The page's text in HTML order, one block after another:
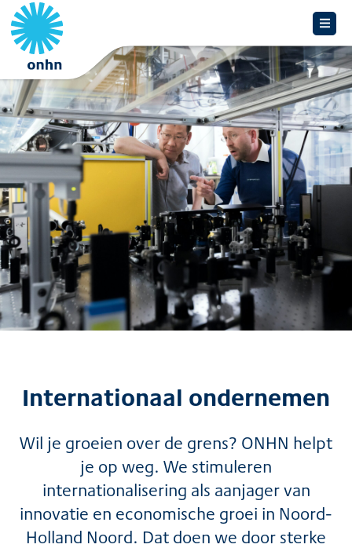
Internationaal ondernemen
Wil je groeien over de grens? ONHN helpt
je op weg. We stimuleren
internationalisering als aanjager van
innovatie en economische groei in Noord-
Holland Noord. Dat doen we door sterke